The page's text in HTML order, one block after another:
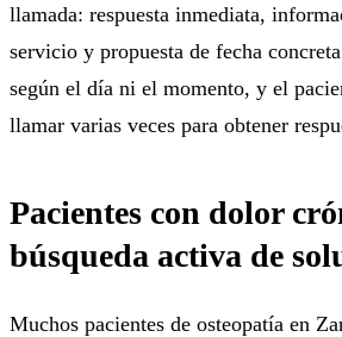
llamada: respuesta inmediata,
servicio y propuesta de fecha
según el día ni el momento, y el
llamar varias veces para obtener
Pacientes con dolor
búsqueda activa de
Muchos pacientes de osteopatía en